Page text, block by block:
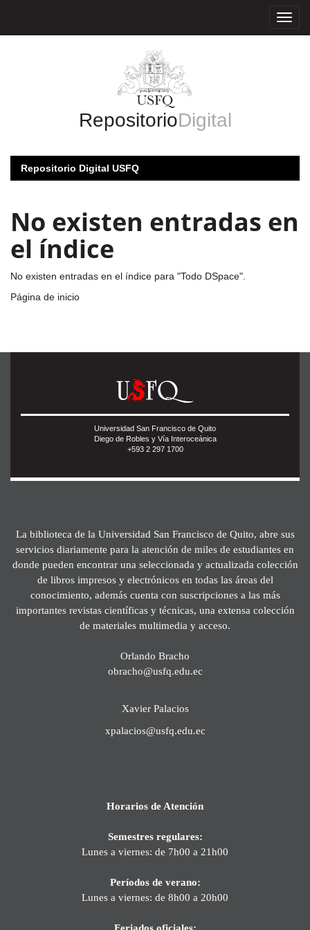
RepositorioDigital
Repositorio Digital USFQ
No existen entradas en
el índice
No existen entradas en el índice para "Todo DSpace".
Página de inicio
Universidad San Francisco de Quito
Diego de Robles y Vía Interoceánica
+593 2 297 1700
La biblioteca de la Universidad San Francisco de Quito, abre sus
servicios diariamente para la atención de miles de estudiantes en
donde pueden encontrar una seleccionada y actualizada colección
de libros impresos y electrónicos en todas las áreas del
conocimiento, además cuenta con suscripciones a las más
importantes revistas científicas y técnicas, una extensa colección
de materiales multimedia y acceso.
Orlando Bracho
obracho@usfq.edu.ec
Xavier Palacios
xpalacios@usfq.edu.ec
Horarios de Atención
Semestres regulares:
Lunes a viernes: de 7h00 a 21h00
Períodos de verano:
Lunes a viernes: de 8h00 a 20h00
Feriados oficiales: